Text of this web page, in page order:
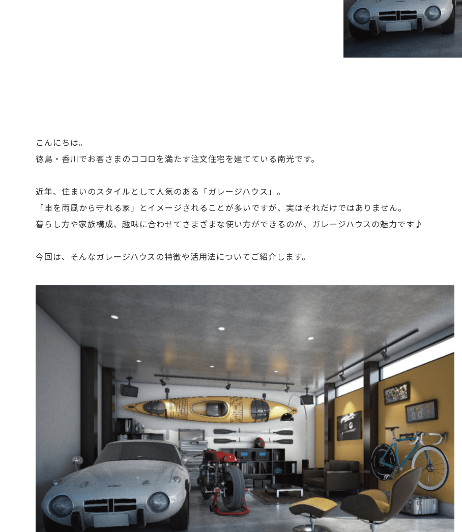
こんにちは。
徳島・香川でお客さまのココロを満たす注文住宅を建てている南光です。
近年、住まいのスタイルとして人気のある「ガレージハウス」。
「車を雨風から守れる家」とイメージされることが多いですが、実はそれだけではありません。
暮らし方や家族構成、趣味に合わせてさまざまな使い方ができるのが、ガレージハウスの魅力です♪
今回は、そんなガレージハウスの特徴や活用法についてご紹介します。